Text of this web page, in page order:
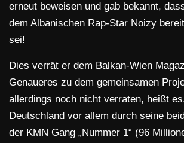
erneut beweisen und gab bekannt,
dem Albanischen Rap-Star Noizy
sei!
Dies verrät er dem Balkan-Wien
Genaueres zu dem gemeinsamen
allerdings noch nicht verraten, heißt
Deutschland vor allem durch seine
der KMN Gang „Nummer 1“ (96